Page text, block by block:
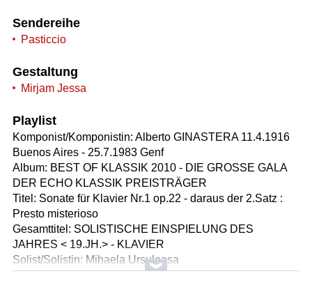
Sendereihe
Pasticcio
Gestaltung
Mirjam Jessa
Playlist
Komponist/Komponistin: Alberto GINASTERA 11.4.1916
Buenos Aires - 25.7.1983 Genf
Album: BEST OF KLASSIK 2010 - DIE GROSSE GALA
DER ECHO KLASSIK PREISTRÄGER
Titel: Sonate für Klavier Nr.1 op.22 - daraus der 2.Satz :
Presto misterioso
Gesamttitel: SOLISTISCHE EINSPIELUNG DES
JAHRES < 19.JH.> - KLAVIER
Solist/Solistin: Mihaela Ursuleasa
Solist/Solistin: Mihaela URSULEASA geb.1978 Brasov,